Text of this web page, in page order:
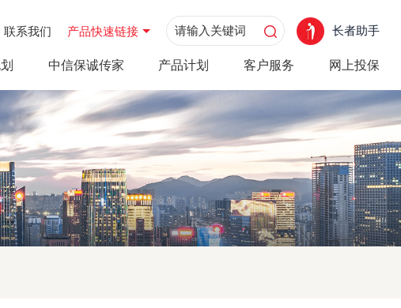
联系我们 产品快速链接 长者助手
中信保诚传家 产品计划 客户服务 网上投保